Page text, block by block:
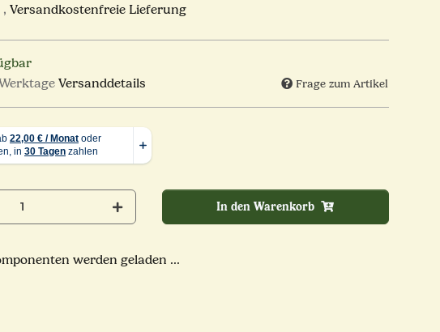
Versandkostenfreie Lieferung
Versanddetails Frage zum Artikel
In den Warenkorb
werden geladen ...